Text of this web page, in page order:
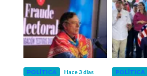
POLÍTICA Hace 3 días POLÍTICA